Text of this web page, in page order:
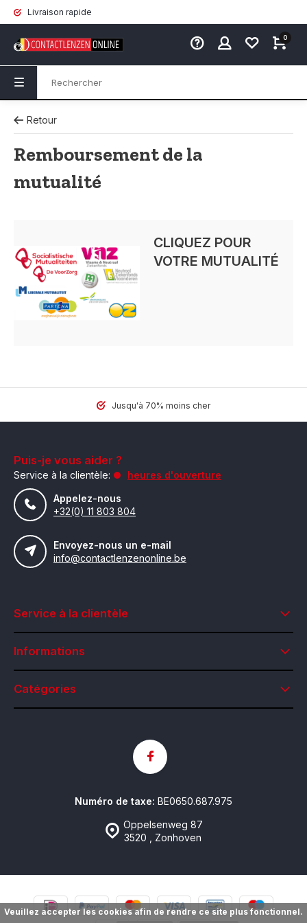
Livraison rapide
0
Retour
Remboursement de la
mutualité
CLIQUEZ POUR
VOTRE MUTUALITÉ
Jusqu'à 70% moins cher
Puis-je vous aider ?
Service à la clientèle:
heures d'ouverture
Appelez-nous
+32(0) 11 803 804
Envoyez-nous un e-mail
info@contactlenzenonline.be
Service à la clientèle
Informations
Catégories
Oppelsenweg 87
3520 , Zonhoven
Numéro de taxe: BE0650.687.975
Veuillez accepter les cookies afin de rendre ce site plus fonctionnel.